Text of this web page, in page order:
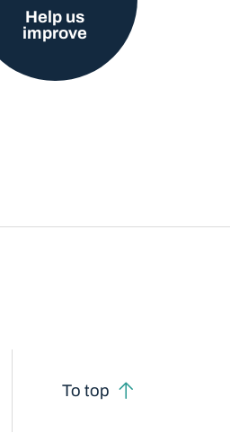
Help us
improve
To top